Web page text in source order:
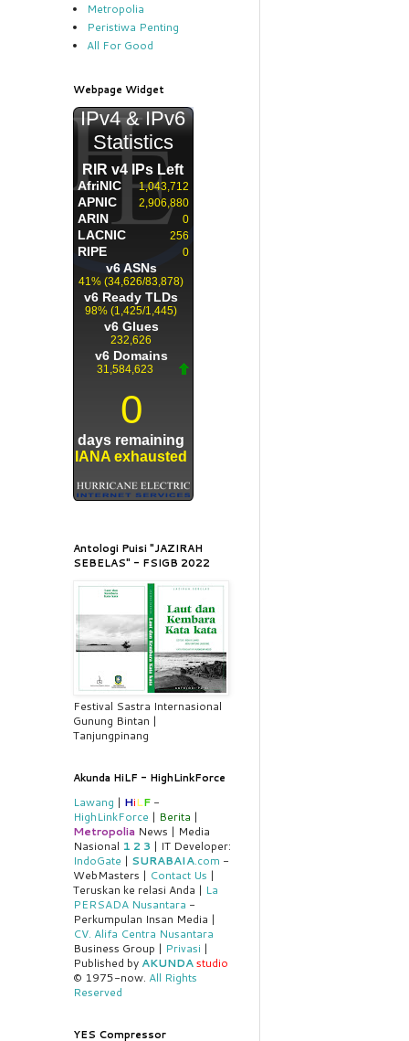
Metropolia
Peristiwa Penting
All For Good
Webpage Widget
Antologi Puisi "JAZIRAH
SEBELAS" - FSIGB 2022
Festival Sastra Internasional
Gunung Bintan |
Tanjungpinang
Akunda HiLF - HighLinkForce
Lawang | HiLF -
HighLinkForce | Berita |
Metropolia News | Media
Nasional 1 2 3 | IT Developer:
IndoGate | SURABAIA.com -
WebMasters | Contact Us |
Teruskan ke relasi Anda | La
PERSADA Nusantara -
Perkumpulan Insan Media |
CV. Alifa Centra Nusantara
Business Group | Privasi |
Published by AKUNDAstudio
© 1975-now. All Rights
Reserved
YES Compressor